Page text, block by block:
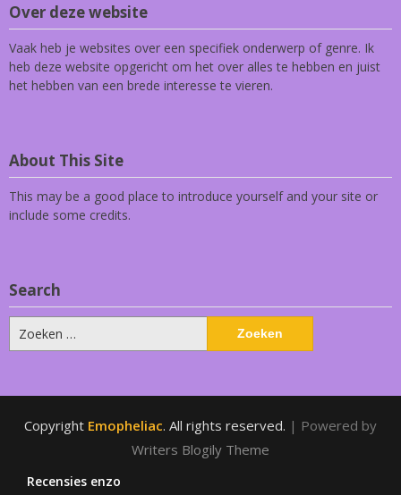
Over deze website
Vaak heb je websites over een specifiek onderwerp of genre. Ik
heb deze website opgericht om het over alles te hebben en juist
het hebben van een brede interesse te vieren.
About This Site
This may be a good place to introduce yourself and your site or
include some credits.
Search
naar:
Copyright Emopheliac. All rights reserved. | Powered by
Writers Blogily Theme
Recensies enzo